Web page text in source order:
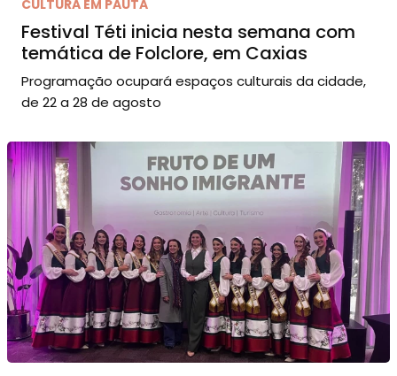
CULTURA EM PAUTA
Festival Téti inicia nesta semana com
temática de Folclore, em Caxias
Programação ocupará espaços culturais da cidade,
de 22 a 28 de agosto